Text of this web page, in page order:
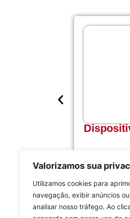
Valorizamos sua
Utilizamos cookies para
navegação, exibir anúncios
analisar nosso tráfego. Ao